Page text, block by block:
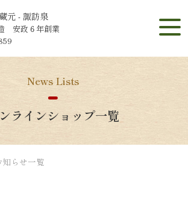
元 - 諏訪泉
安政６年創業
News Lists
ラインショップ一覧
知らせ一覧